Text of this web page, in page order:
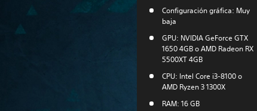
Configuración gráfica: Muy
baja
GPU: NVIDIA GeForce GTX
1650 4GB o AMD Radeon RX
5500XT 4GB
CPU: Intel Core i3-8100 o
AMD Ryzen 3 1300X
RAM: 16 GB